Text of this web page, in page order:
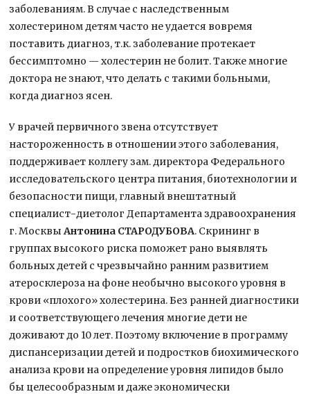
заболеваниям. В случае с наследственным
холестерином детям часто не удается вовремя
поставить диагноз, т.к. заболевание протекает
бессимптомно — холестерин не болит. Также многие
доктора не знают, что делать с такими больными,
когда диагноз ясен.
У врачей первичного звена отсутствует
настороженность в отношении этого заболевания,
поддерживает коллегу зам. директора Федерального
исследовательского центра питания, биотехнологии и
безопасности пищи, главный внештатный
специалист-диетолог Департамента здравоохранения
г. МосквыАнтонина СТАРОДУБОВА. Скрининг в
группах высокого риска поможет рано выявлять
больных детей с чрезвычайно ранним развитием
атеросклероза на фоне необычно высокого уровня в
крови «плохого» холестерина. Без ранней диагностики
и соответствующего лечения многие дети не
доживают до 10 лет. Поэтому включение в программу
диспансеризации детей и подростков биохимического
анализа крови на определение уровня липидов было
бы целесообразным и даже экономически